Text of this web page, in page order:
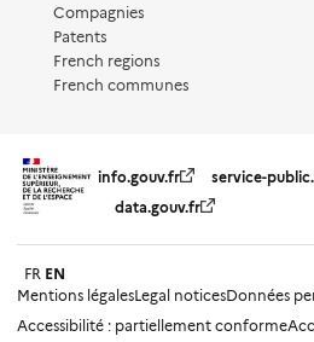
Compagnies
Patents
French regions
French communes
info.gouv.fr service-
data.gouv.fr
FR EN
Mentions légalesLegal noticesDonnées
Accessibilité : partiellement conforme